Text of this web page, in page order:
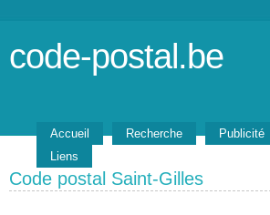
code-postal.be
Accueil Recherche Publicité
Liens
Code postal Saint-Gilles